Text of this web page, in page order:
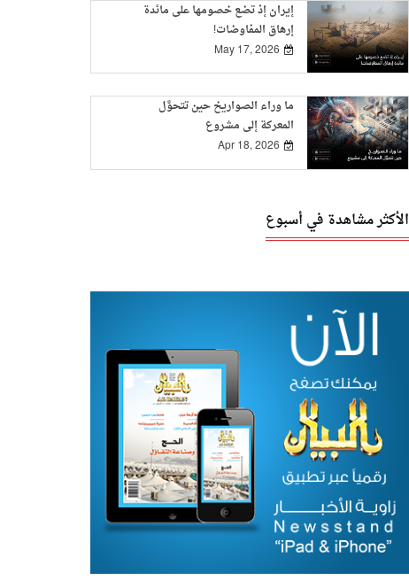
إيران إذ تضع خصومها على مائدة
إرهاق المفاوضات!
May 17, 2026
ما وراء الصواريخ حين تتحوَّل
المعركة إلى مشروع
Apr 18, 2026
الأكثر مشاهدة في أسبوع